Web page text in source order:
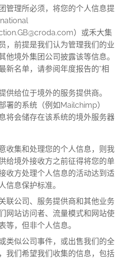
管理所必须，将您的个人信息提
）或禾大集
，前提是我们认为管理我们的业
他境外集团公司披露该等信息。
新名单，请参阅年度报告的“相
供给位于境外的服务提供商。
署的系统（例如Mailchimp）
将会储存在该系统的境外服务器
收集和处理您的个人信息，则我
给境外接收方之前征得将您的单
收方处理个人信息的活动达到适
信息保护标准。
联公司、服务提供商和其他业务
网站访问者、流量模式和网站使
等，但非个人信息。
类似公司事件，或出售我们的全
我们希望我们收集的信息，包括